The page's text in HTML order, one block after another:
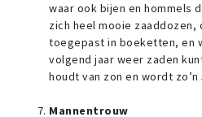
waar ook bijen en hommels
zich heel mooie zaaddozen,
toegepast in boeketten, en
volgend jaar weer zaden
houdt van zon en wordt
Mannentrouw